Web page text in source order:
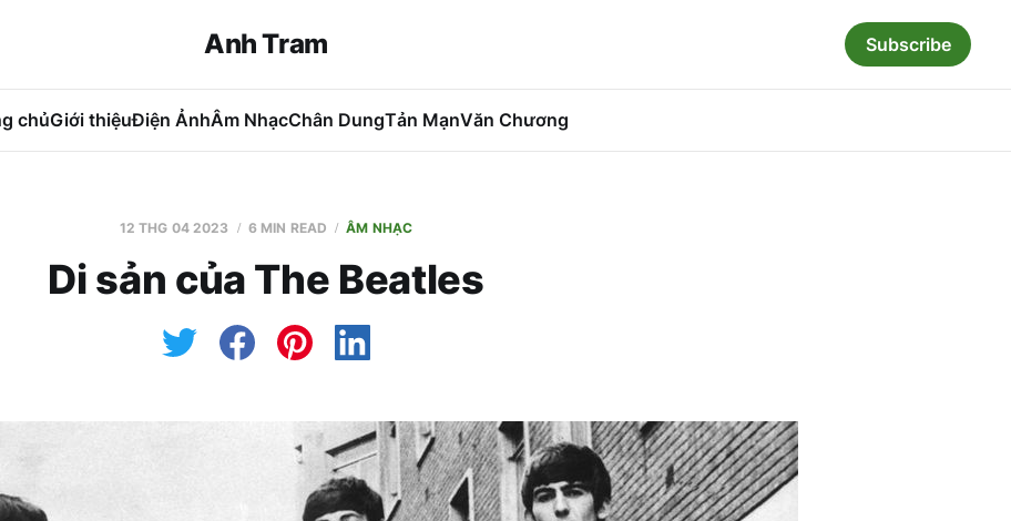
Anh Tram
chủGiới thiệuĐiện ẢnhÂm NhạcChân DungTản MạnVăn Chương
Subscribe
12 THG 04 2023 6 MIN READ ÂM NHẠC
Di sản của The Beatles